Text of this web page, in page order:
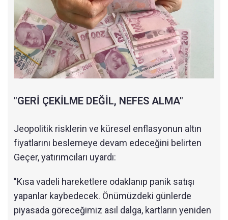
"GERİ ÇEKİLME DEĞİL, NEFES ALMA"
Jeopolitik risklerin ve küresel enflasyonun altın
fiyatlarını beslemeye devam edeceğini belirten
Geçer, yatırımcıları uyardı:
"Kısa vadeli hareketlere odaklanıp panik satışı
yapanlar kaybedecek. Önümüzdeki günlerde
piyasada göreceğimiz asıl dalga, kartların yeniden